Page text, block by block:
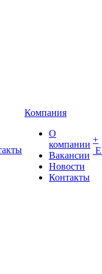
Компания
О
компании
Вакансии
Новости
Контакты
+